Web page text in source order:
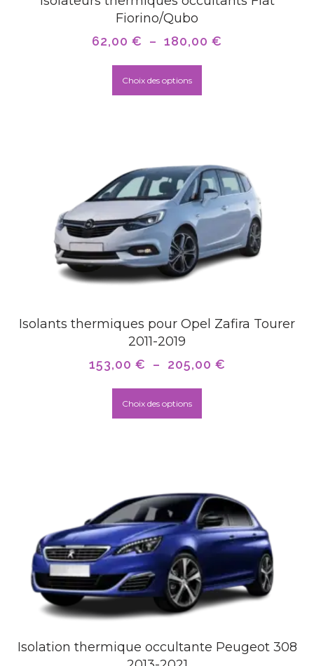
Fiorino/Qubo
62,00 € – 180,00 €
Choix des options
Isolants thermiques pour Opel Zafira Tourer
2011-2019
153,00 € – 205,00 €
Choix des options
Isolation thermique occultante Peugeot 308